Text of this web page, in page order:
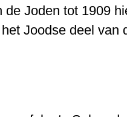
Joden tot 1909
Joodse deel van